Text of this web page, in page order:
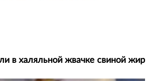
в халяльной жвачке свиной жир